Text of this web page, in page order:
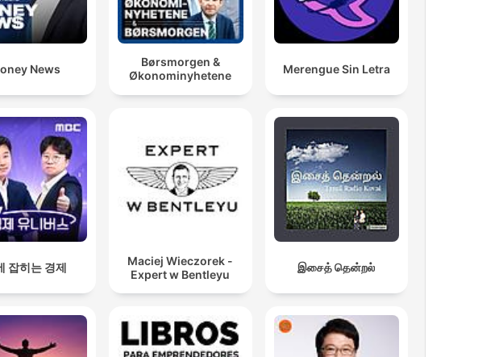
News
Børsmorgen &
Økonominyhetene
Merengue Sin Letra
잡히는 경제
Maciej Wieczorek -
Expert w Bentleyu
இசைத் தென்றல்